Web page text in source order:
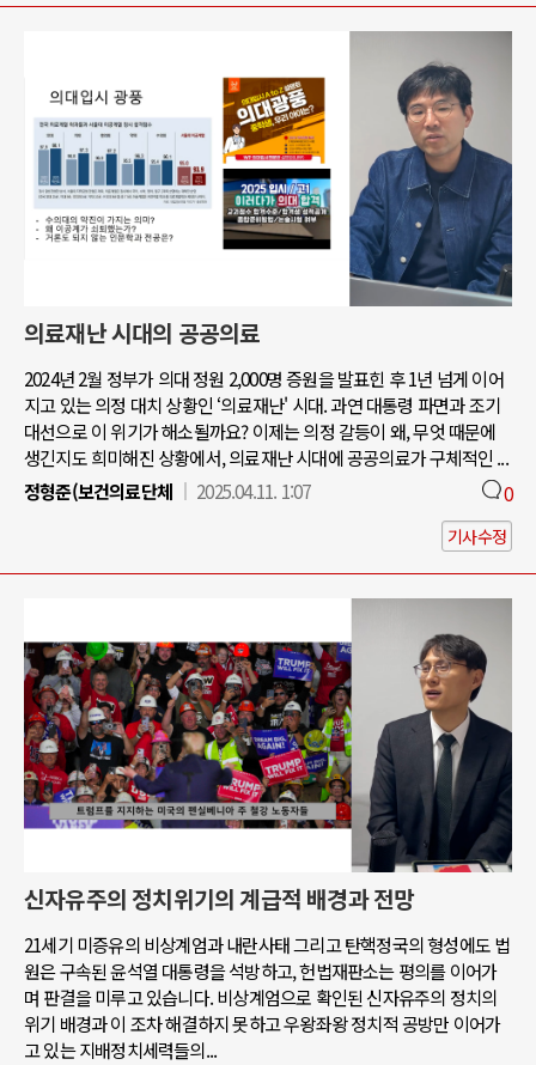
의료재난 시대의 공공의료
2024년 2월 정부가 의대 정원 2,000명 증원을 발표힌 후 1년 넘게 이어
지고 있는 의정 대치 상황인 ‘의료재난' 시대. 과연 대통령 파면과 조기
대선으로 이 위기가 해소될까요? 이제는 의정 갈등이 왜, 무엇 때문에
생긴지도 희미해진 상황에서, 의료재난 시대에 공공의료가 구체적인 ...
정형준(보건의료단체
2025.04.11. 1:07 0
기사수정
신자유주의 정치위기의 계급적 배경과 전망
21세기 미증유의 비상계엄과 내란사태 그리고 탄핵정국의 형성에도 법
원은 구속된 윤석열 대통령을 석방하고, 헌법재판소는 평의를 이어가
며 판결을 미루고 있습니다. 비상계엄으로 확인된 신자유주의 정치의
위기 배경과 이 조차 해결하지 못하고 우왕좌왕 정치적 공방만 이어가
고 있는 지배정치세력들의...